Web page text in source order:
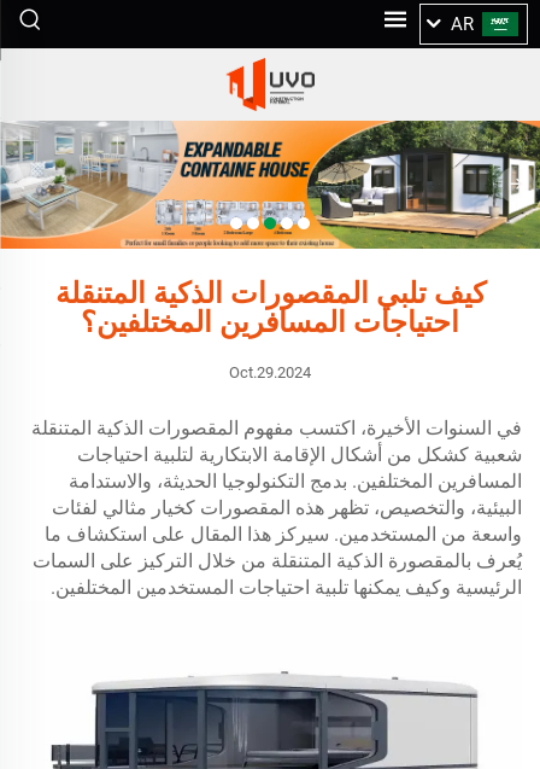
AR
كيف تلبي المقصورات الذكية المتنقلة
احتياجات المسافرين المختلفين؟
Oct.29.2024
في السنوات الأخيرة، اكتسب مفهوم المقصورات الذكية المتنقلة
شعبية كشكل من أشكال الإقامة الابتكارية لتلبية احتياجات
المسافرين المختلفين. بدمج التكنولوجيا الحديثة، والاستدامة
البيئية، والتخصيص، تظهر هذه المقصورات كخيار مثالي لفئات
واسعة من المستخدمين. سيركز هذا المقال على استكشاف ما
يُعرف بالمقصورة الذكية المتنقلة من خلال التركيز على السمات
الرئيسية وكيف يمكنها تلبية احتياجات المستخدمين المختلفين.